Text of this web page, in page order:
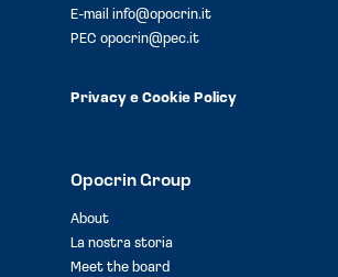
E-mail info@opocrin.it
PEC opocrin@pec.it
Privacy e Cookie Policy
Opocrin Group
About
La nostra storia
Meet the board